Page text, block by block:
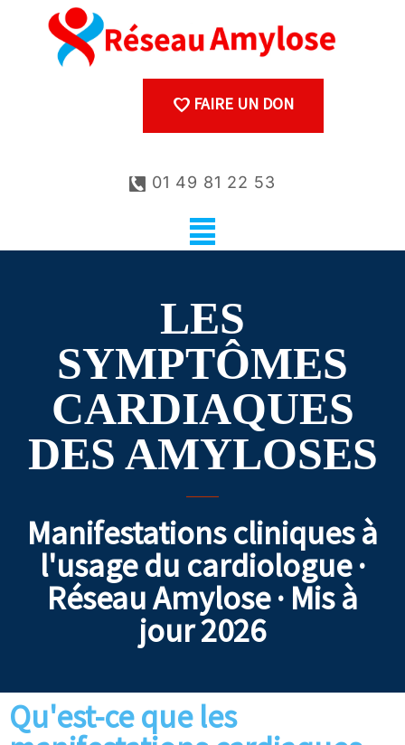
FAIRE UN DON
01 49 81 22 53
LES
SYMPTÔMES
CARDIAQUES
DES AMYLOSES
Manifestations cliniques à
l'usage du cardiologue ·
Réseau Amylose · Mis à
jour 2026
Qu'est-ce que les